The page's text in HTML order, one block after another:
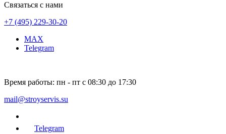
Связаться с нами
+7 (495) 229-30-20
MAX
Telegram
Время работы: пн - пт с 08:30 до 17:30
mail@stroyservis.su
Telegram